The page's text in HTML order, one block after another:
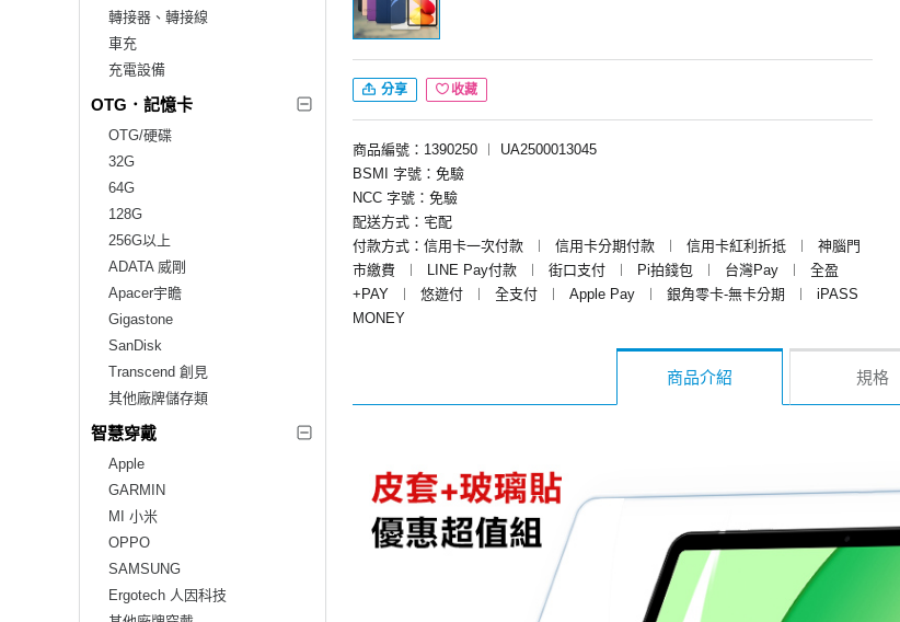
轉接器、轉接線
車充
充電設備
OTG．記憶卡
OTG/硬碟
32G
64G
128G
256G以上
ADATA 威剛
Apacer宇瞻
Gigastone
SanDisk
Transcend 創見
其他廠牌儲存類
智慧穿戴
Apple
GARMIN
MI 小米
OPPO
SAMSUNG
Ergotech 人因科技
分享 收藏
商品編號：1390250 ︱
UA2500013045
BSMI 字號：免驗
NCC 字號：免驗
配送方式：宅配
付款方式：信用卡一次付款
︱ 信用卡分期付款 ︱ 信用卡紅利折抵 ︱
神腦門
市繳費
︱ LINE Pay付款 ︱ 街口支付 ︱ Pi拍錢包 ︱ 台灣Pay ︱
全盈
+PAY
︱ 悠遊付 ︱ 全支付 ︱ Apple Pay ︱ 銀角零卡-無卡分期 ︱
iPASS
MONEY
商品介紹 規格